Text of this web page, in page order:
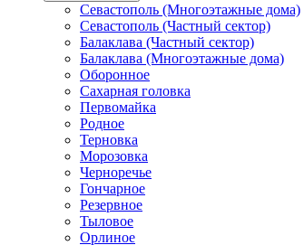
Севастополь (Многоэтажные дома)
Севастополь (Частный сектор)
Балаклава (Частный сектор)
Балаклава (Многоэтажные дома)
Оборонное
Сахарная головка
Первомайка
Родное
Терновка
Морозовка
Черноречье
Гончарное
Резервное
Тыловое
Орлиное